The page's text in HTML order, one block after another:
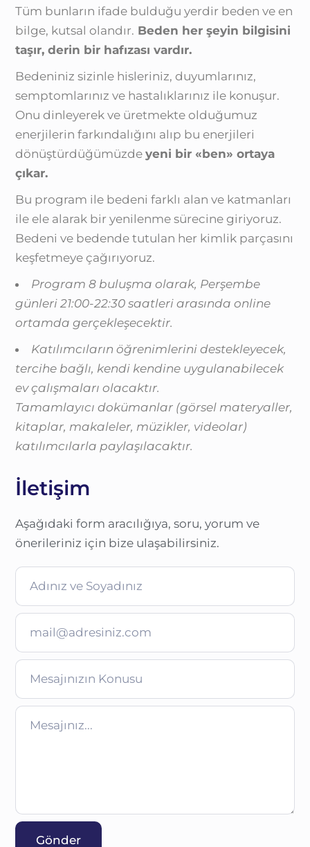
Tüm bunların ifade bulduğu yerdir beden ve en
bilge, kutsal olandır. Beden her şeyin bilgisini
taşır, derin bir hafızası vardır.
Bedeniniz sizinle hisleriniz, duyumlarınız,
semptomlarınız ve hastalıklarınız ile konuşur.
Onu dinleyerek ve üretmekte olduğumuz
enerjilerin farkındalığını alıp bu enerjileri
dönüştürdüğümüzde yeni bir «ben» ortaya
çıkar.
Bu program ile bedeni farklı alan ve katmanları
ile ele alarak bir yenilenme sürecine giriyoruz.
Bedeni ve bedende tutulan her kimlik parçasını
keşfetmeye çağırıyoruz.
Program 8 buluşma olarak, Perşembe
günleri 21:00-22:30 saatleri arasında online
ortamda gerçekleşecektir.
Katılımcıların öğrenimlerini destekleyecek,
tercihe bağlı, kendi kendine uygulanabilecek
ev çalışmaları olacaktır.
Tamamlayıcı dokümanlar (görsel materyaller,
kitaplar, makaleler, müzikler, videolar)
katılımcılarla paylaşılacaktır.
İletişim
Aşağıdaki form aracılığıya, soru, yorum ve
önerileriniz için bize ulaşabilirsiniz.
Gönder